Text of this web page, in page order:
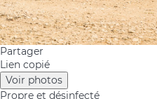
Partager
Lien copié
Voir photos
Propre et désinfecté